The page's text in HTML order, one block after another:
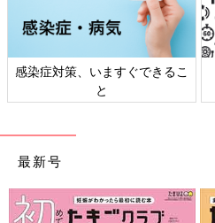
感染症対策、いますぐできるこ
と
最新号